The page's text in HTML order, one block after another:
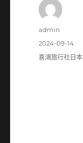
作
admin
發
佈
2024-09-14
分
喜鴻旅行社日本